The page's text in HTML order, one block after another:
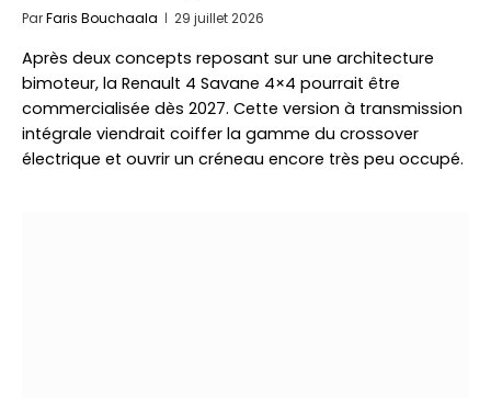
ParFaris Bouchaala 29 juillet 2026
Après deux concepts reposant sur une architecture
bimoteur, la Renault 4 Savane 4×4 pourrait être
commercialisée dès 2027. Cette version à transmission
intégrale viendrait coiffer la gamme du crossover
électrique et ouvrir un créneau encore très peu occupé.